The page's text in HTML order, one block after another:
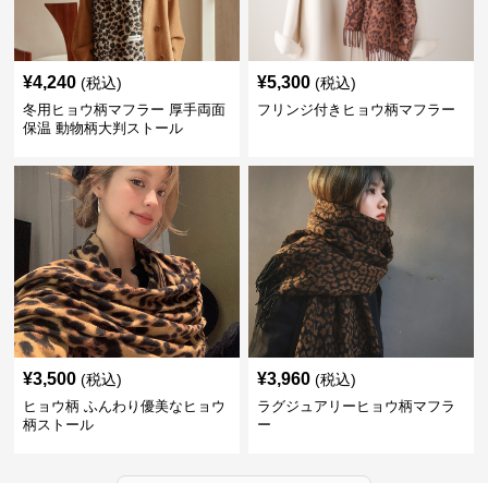
¥4,240 (税込)
冬用ヒョウ柄マフラー 厚手両面
保温 動物柄大判ストール
¥5,300 (税込)
フリンジ付きヒョウ柄マフラー
¥3,500 (税込)
ヒョウ柄 ふんわり優美なヒョウ
柄ストール
¥3,960 (税込)
ラグジュアリーヒョウ柄マフラ
ー